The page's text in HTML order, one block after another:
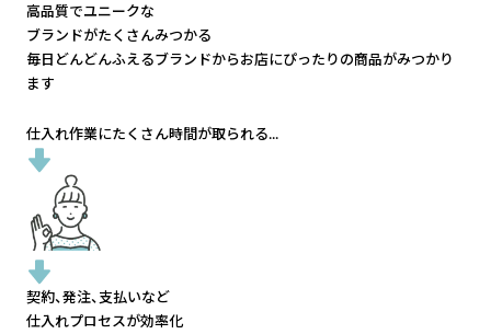
高品質でユニークな
ブランドがたくさんみつかる
毎日どんどんふえるブランドからお店にぴったりの商品がみつかり
ます
仕入れ作業にたくさん時間が取られる...
契約、発注、支払いなど
仕入れプロセスが効率化